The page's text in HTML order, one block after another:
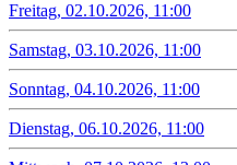
Freitag, 02.10.2026, 11:00
Samstag, 03.10.2026, 11:00
Sonntag, 04.10.2026, 11:00
Dienstag, 06.10.2026, 11:00